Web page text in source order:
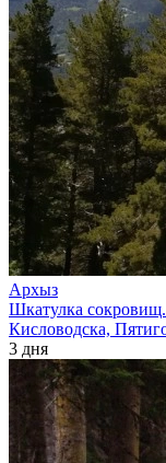
Архыз
Шкатулка
Кисловодска,
3 дня